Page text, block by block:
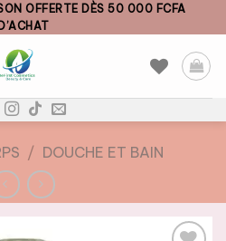
OFFERTE DÈS 50 000 FCFA
D’ACHAT
/ DOUCHE ET BAIN